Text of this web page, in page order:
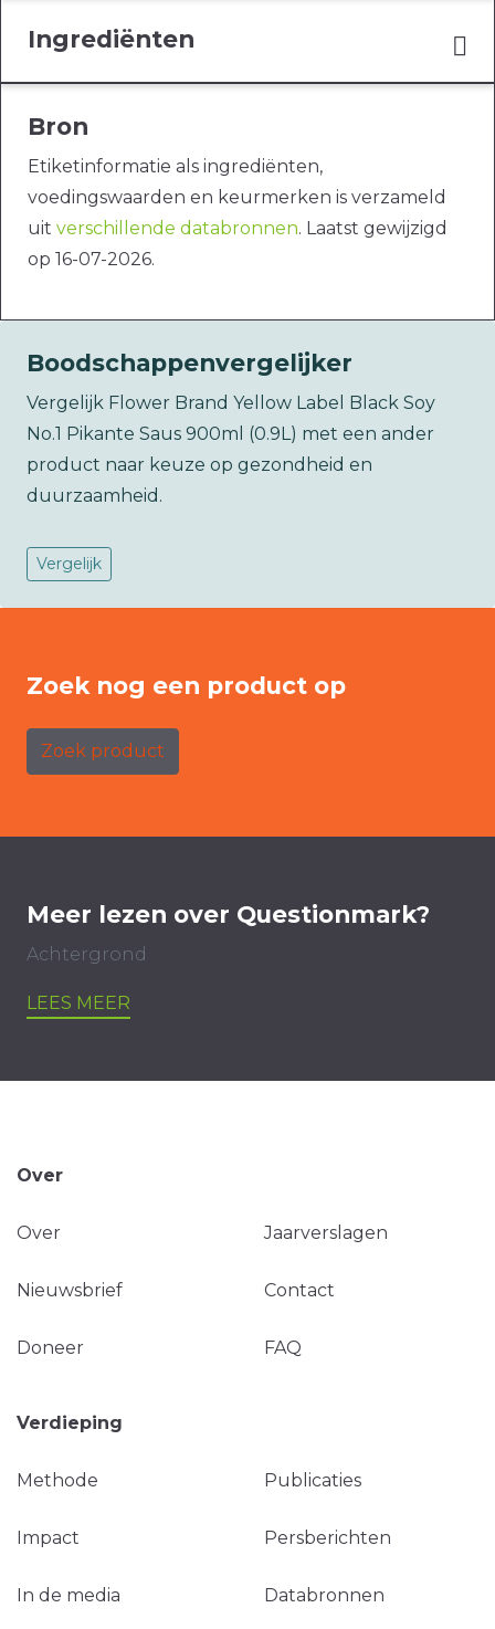
Ingrediënten
Bron
Etiketinformatie als ingrediënten,
voedingswaarden en keurmerken is verzameld
uit verschillende databronnen. Laatst gewijzigd
op 16-07-2026.
Boodschappenvergelijker
Vergelijk Flower Brand Yellow Label Black Soy
No.1 Pikante Saus 900ml (0.9L) met een ander
product naar keuze op gezondheid en
duurzaamheid.
Vergelijk
Zoek nog een product op
Zoek product
Meer lezen over Questionmark?
Achtergrond
LEES MEER
Over
Over Jaarverslagen
Nieuwsbrief Contact
Doneer FAQ
Verdieping
Methode Publicaties
Impact Persberichten
In de media Databronnen